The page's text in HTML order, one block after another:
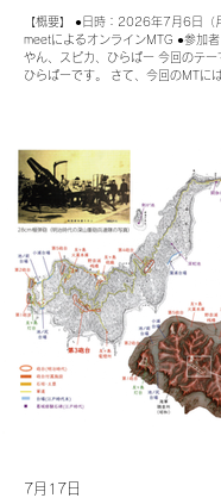
【概要】 ●日時：2026年7月6日（
meetによるオンラインMTG ●参加
やん、スピカ、ひらぱー 今回のテー
ひらぱーです。 さて、今回のMTには「新事実が判明！」といった派手
た。 ①ブログについて： ブログの仕
ムでの運用ルールも変わりました。
→ 事務局がチェック → 公開 【これ
民メンバー2名以上＋ランディ先生
なった分、私たち市民チーム自身が
りました。 一方で、LINEでの共有
い。実務的には「レビューしてくれ
せない」という
7月17日